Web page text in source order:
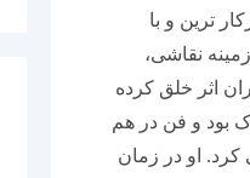
1973) یکی از پرکار ترین و با
نقاشی،
اثر خلق کرده
بود و فن در هم
کرد. او در زمان